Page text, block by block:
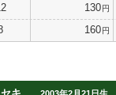
130円
160円